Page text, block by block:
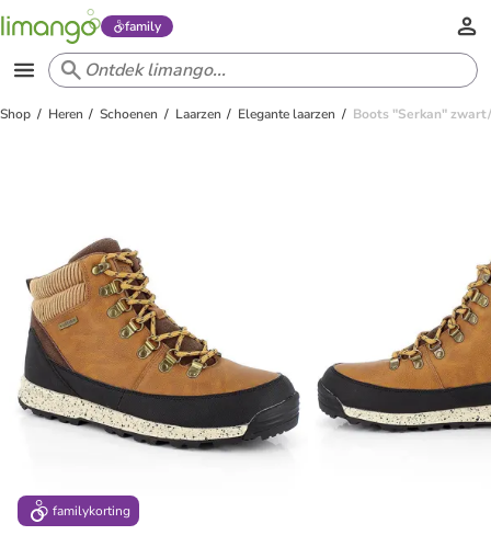
family
Shop Heren Schoenen Laarzen Elegante laarzen Boots "Serkan"
familykorting